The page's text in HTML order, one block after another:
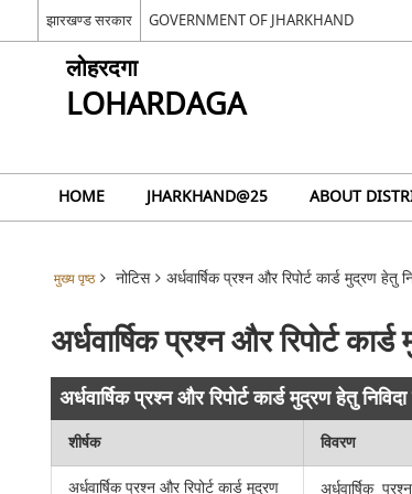
झारखण्ड सरकार GOVERNMENT OF JHARKHAND
लोहरदगा
LOHARDAGA
HOME JHARKHAND@25 ABOUT
मुख्य पृष्ठ नोटिस अर्धवार्षिक प्रश्न और रिपोर्ट कार्ड मुद्रण हेतु
अर्धवार्षिक प्रश्न और रिपोर्ट
अर्धवार्षिक प्रश्न और रिपोर्ट कार्ड मुद्रण हेतु निविदा
शीर्षक विवरण
अर्धवार्षिक प्रश्न और रिपोर्ट कार्ड मुद्रण
अर्धवार्षिक